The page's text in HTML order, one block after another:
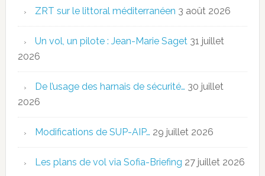
ZRT sur le littoral méditerranéen 3 août 2026
Un vol, un pilote : Jean-Marie Saget 31 juillet
2026
De l’usage des harnais de sécurité… 30 juillet
2026
Modifications de SUP-AIP… 29 juillet 2026
Les plans de vol via Sofia-Briefing 27 juillet 2026